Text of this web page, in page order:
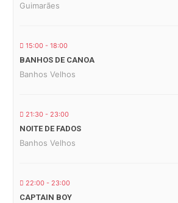
Guimarães
15:00 - 18:00
BANHOS DE CANOA
Banhos Velhos
21:30 - 23:00
NOITE DE FADOS
Banhos Velhos
22:00 - 23:00
CAPTAIN BOY